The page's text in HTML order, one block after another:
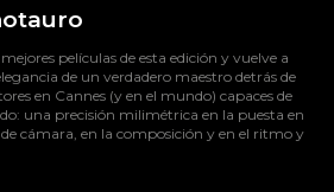
películas de esta edición y vuelve a
de un verdadero maestro detrás de
en Cannes (y en el mundo) capaces de
una precisión milimétrica en la puesta en
cámara, en la composición y en el ritmo y